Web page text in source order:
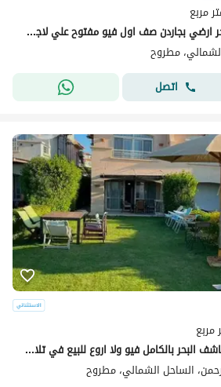
شاليه للبيع خطوات من البحر ارضي بجاردن صف اول فيو مفتوح علي لاجون دقائق من مراسي و الحي اللاتيني الساحل الشمالي Marina8 North Coast
اتصل
شاليه لقطه بخصم 40% كاشف البحر بالكامل فيو ولا اروع للبيع في تلال الساحل الشمالي Telal north coast بجوار لافيستا كاسكادا ومراسي وامواج وهاسيندا
الساحل الشمالي، مطروح